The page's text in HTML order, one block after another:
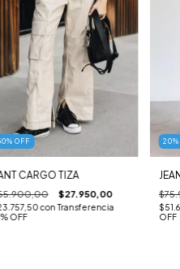
% OFF
CARGO TIZA
$27.950,00
con Transferencia
OFF
20
OFF